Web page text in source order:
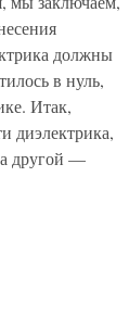
должны
в нуль,
Итак,
диэлектри­ка,
другой —